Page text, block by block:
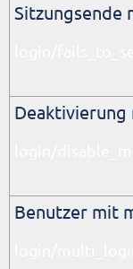
Sitzungsende
Deaktivierung
Benutzer mit